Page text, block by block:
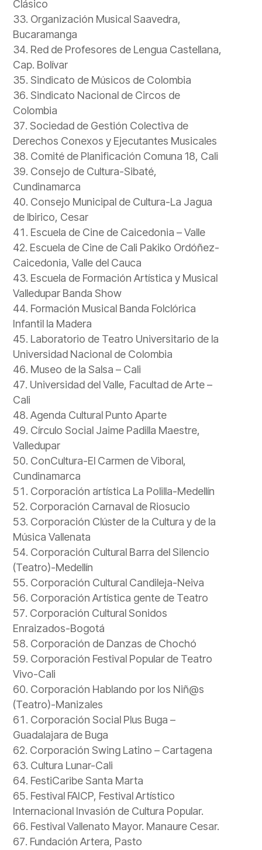
Clásico
Organización Musical Saavedra,
Bucaramanga
Red de Profesores de Lengua Castellana,
Cap. Bolívar
Sindicato de Músicos de Colombia
Sindicato Nacional de Circos de
Colombia
Sociedad de Gestión Colectiva de
Derechos Conexos y Ejecutantes Musicales
Comité de Planificación Comuna 18, Cali
Consejo de Cultura-Sibaté,
Cundinamarca
Consejo Municipal de Cultura-La Jagua
de lbirico, Cesar
Escuela de Cine de Caicedonia – Valle
Escuela de Cine de Cali Pakiko Ordóñez-
Caicedonia, Valle del Cauca
Escuela de Formación Artística y Musical
Valledupar Banda Show
Formación Musical Banda Folclórica
Infantil la Madera
Laboratorio de Teatro Universitario de la
Universidad Nacional de Colombia
Museo de la Salsa – Cali
Universidad del Valle, Facultad de Arte –
Cali
Agenda Cultural Punto Aparte
Círculo Social Jaime Padilla Maestre,
Valledupar
ConCultura-El Carmen de Viboral,
Cundinamarca
Corporación artística La Polilla-Medellín
Corporación Carnaval de Riosucio
Corporación Clúster de la Cultura y de la
Música Vallenata
Corporación Cultural Barra del Silencio
(Teatro)-Medellín
Corporación Cultural Candileja-Neiva
Corporación Artística gente de Teatro
Corporación Cultural Sonidos
Enraizados-Bogotá
Corporación de Danzas de Chochó
Corporación Festival Popular de Teatro
Vivo-Cali
Corporación Hablando por los Niñ@s
(Teatro)-Manizales
Corporación Social Plus Buga –
Guadalajara de Buga
Corporación Swing Latino – Cartagena
Cultura Lunar-Cali
FestiCaribe Santa Marta
Festival FAICP, Festival Artístico
Internacional Invasión de Cultura Popular.
Festival Vallenato Mayor. Manaure Cesar.
Fundación Artera, Pasto